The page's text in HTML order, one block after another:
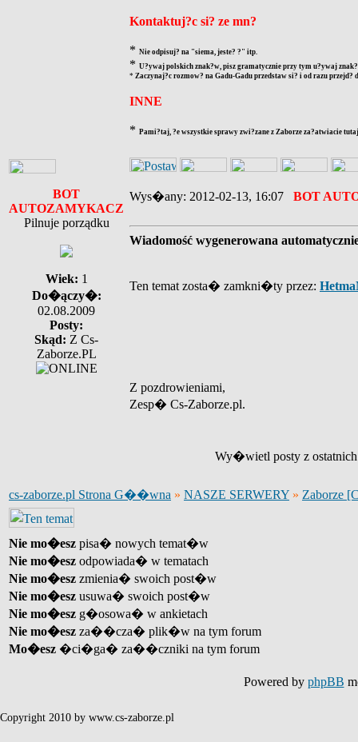
Kontaktuj?c si? ze mn?
* Nie odpisuj? na "siema, jeste? ?" itp.
* U?ywaj polskich znak?w, pisz gramatycznie przy tym u?ywaj
* Zaczynaj?c rozmow? na Gadu-Gadu przedstaw si? i od razu przejd?
INNE
* Pami?taj, ?e wszystkie sprawy zwi?zane z Zaborze za?atwiacie
BOT
AUTOZAMYKACZ
Pilnuje porządku
Wiek: 1
Do�ączy�:
02.08.2009
Posty:
Skąd: Z Cs-
Zaborze.PL
Wys�any: 2012-02-13, 16:07 BOT
Wiadomość wygenerowana
Ten temat zosta� zamkni�ty przez:
Z pozdrowieniami,
Zesp� Cs-Zaborze.pl.
Wy�wietl posty z
cs-zaborze.pl Strona G��wna » NASZE SERWERY » Zaborze
Nie mo�esz pisa� nowych temat�w
Nie mo�esz odpowiada� w tematach
Nie mo�esz zmienia� swoich post�w
Nie mo�esz usuwa� swoich post�w
Nie mo�esz g�osowa� w ankietach
Nie mo�esz za��cza� plik�w na tym forum
Mo�esz �ci�ga� za��czniki na tym forum
Powered by phpBB
Copyright 2010 by www.cs-zaborze.pl